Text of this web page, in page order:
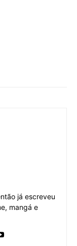
já escreveu
mangá e